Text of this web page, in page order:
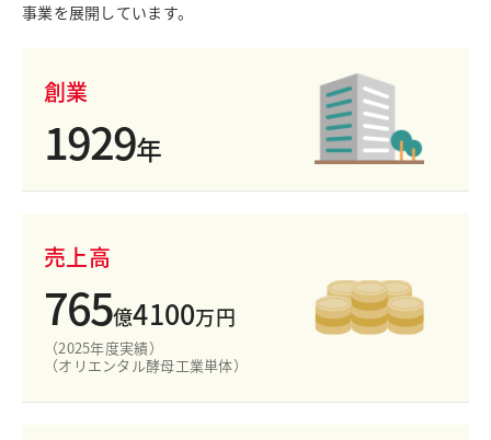
事業を展開しています。
創業
1929年
売上高
765億4100万円
（2025年度実績）
（オリエンタル酵母工業単体）